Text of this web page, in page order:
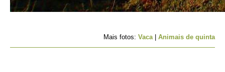
Mais fotos: Vaca| Animais de quinta